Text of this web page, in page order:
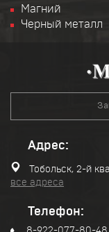
Магний
Черный металл
Адрес:
Тобольск, 2-й
все адреса
Телефон: